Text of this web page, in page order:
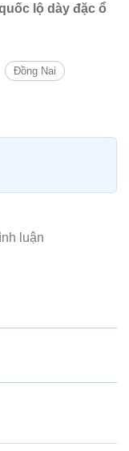
lộ dày đặc ổ
Đồng Nai